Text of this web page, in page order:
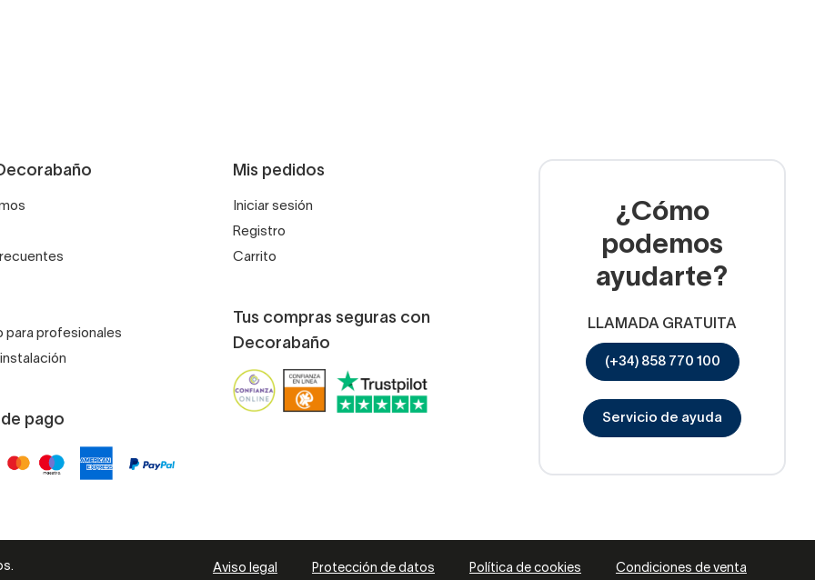
para profesionales
pago
Mis pedidos
Iniciar sesión
Registro
Carrito
Tus compras seguras con
Decorabaño
¿Cómo
podemos
ayudarte?
LLAMADA GRATUITA
(+34) 858 770 100
Servicio de ayuda
Aviso legal Protección de datos Política de cookies Condiciones de venta